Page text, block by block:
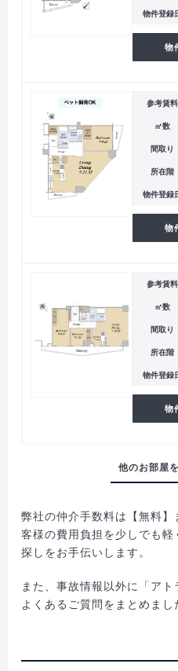
物件登録
物
参考賃料
㎡数
間取り
所在階
物件登録
物
参考賃料
㎡数
間取り
所在階
物件登録
物
弊社の仲介手数料は【無料
客様の費用負担を少しでも
探しをお手伝いします。
また、事故情報以外に「ア
よくあるご質問をまとめまし